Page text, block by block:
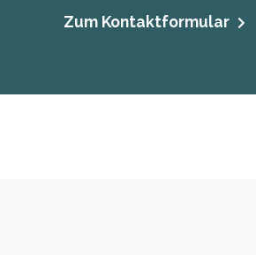
Zum Kontaktformular